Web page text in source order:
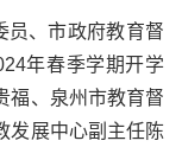
员、市政府教育督
年春季学期开学
福、泉州市教育督
发展中心副主任陈